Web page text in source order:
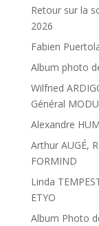
Retour sur la
2026
Fabien
Album photo
Wilfried
Général
Alexandre
Arthur AUGÉ,
FORMIND
Linda
ETYO
Album Photo